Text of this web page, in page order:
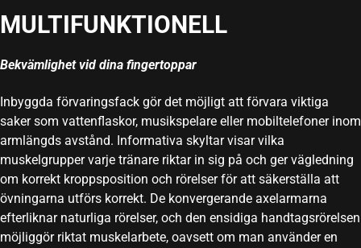
MULTIFUNKTIONELL
Bekvämlighet vid dina fingertoppar
Inbyggda förvaringsfack gör det möjligt att förvara viktiga
saker som vattenflaskor, musikspelare eller mobiltelefoner inom
armlängds avstånd. Informativa skyltar visar vilka
muskelgrupper varje tränare riktar in sig på och ger vägledning
om korrekt kroppsposition och rörelser för att säkerställa att
övningarna utförs korrekt. De konvergerande axelarmarna
efterliknar naturliga rörelser, och den ensidiga handtagsrörelsen
möjliggör riktat muskelarbete, oavsett om man använder en